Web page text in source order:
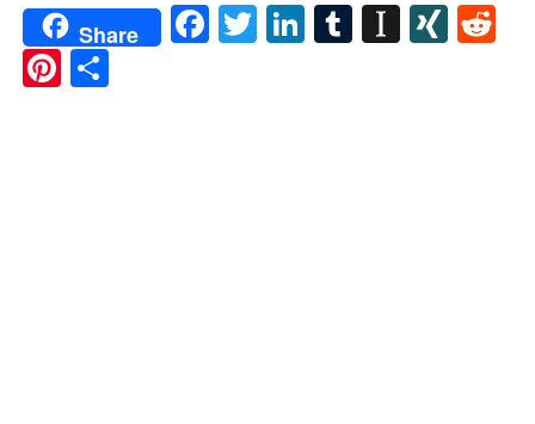
Share Facebook
TwitterLinkedIn
Tumblr
Pinterest